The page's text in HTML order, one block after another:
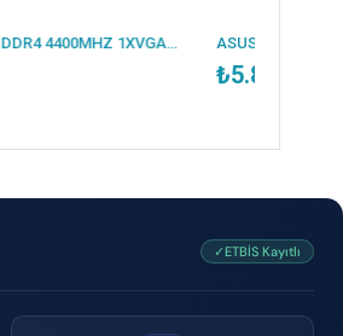
✓ETBİS Kayıtlı